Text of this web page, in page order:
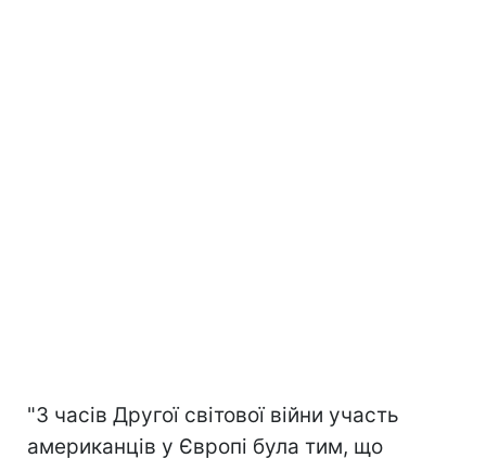
"З часів Другої світової війни участь
американців у Європі була тим, що